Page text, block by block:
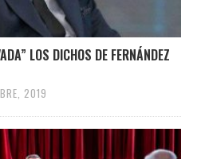
LOS DICHOS DE FERNÁNDEZ
2019